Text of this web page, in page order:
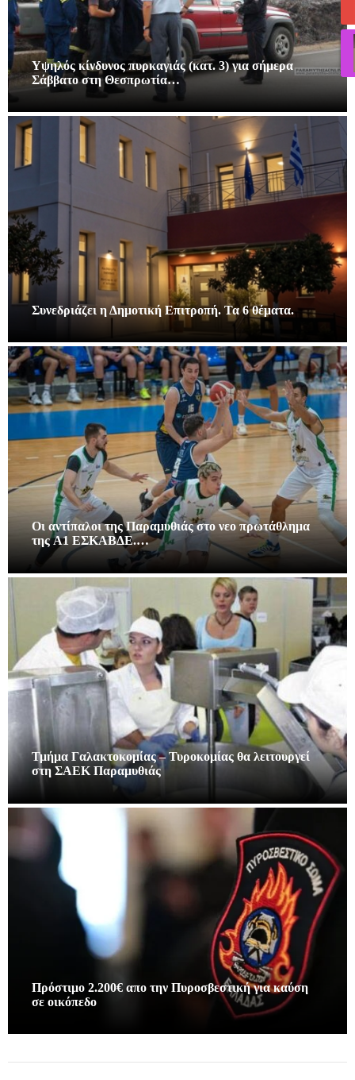
Υψηλός κίνδυνος πυρκαγιάς (κατ. 3) για σήμερα
Σάββατο στη Θεσπρωτία…
Συνεδριάζει η Δημοτική Επιτροπή. Τα 6 θέματα.
Οι αντίπαλοι της Παραμυθιάς στο νεο πρωτάθλημα
της A1 ΕΣΚΑΒΔΕ.…
Τμήμα Γαλακτοκομίας – Τυροκομίας θα λειτουργεί
στη ΣΑΕΚ Παραμυθιάς
Πρόστιμο 2.200€ απο την Πυροσβεστική για καύση
σε οικόπεδο